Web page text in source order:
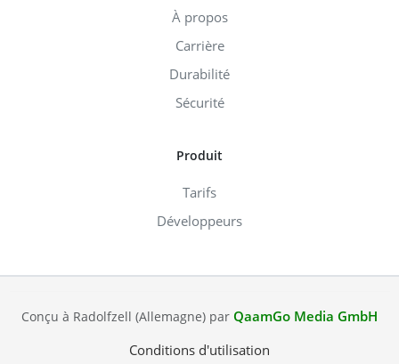
À propos
Carrière
Durabilité
Sécurité
Produit
Tarifs
Développeurs
Conçu à Radolfzell (Allemagne) par QaamGo Media GmbH
Conditions d'utilisation